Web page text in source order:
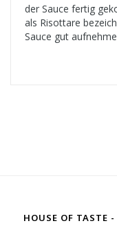
der Sauce fertig
als Risottare
Sauce gut
HOUSE OF TASTE